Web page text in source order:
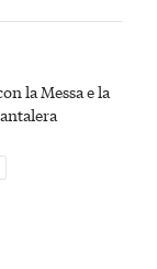
la Messa e la